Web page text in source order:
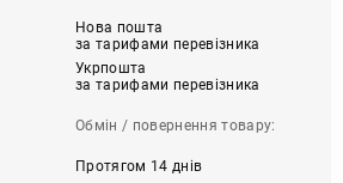
Нова пошта
за тарифами перевізника
Укрпошта
за тарифами перевізника
Обмін / повернення товару:
Протягом 14 днів